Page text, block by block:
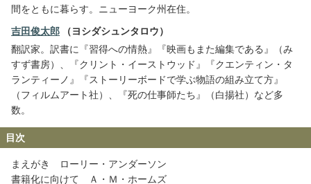
間をともに暮らす。ニューヨーク州在住。
吉田俊太郎 （ヨシダシュンタロウ）
翻訳家。訳書に『習得への情熱』『映画もまた編集である』（み
すず書房）、『クリント・イーストウッド』『クエンティン・タ
ランティーノ』『ストーリーボードで学ぶ物語の組み立て方』
（フィルムアート社）、『死の仕事師たち』（白揚社）など多
数。
目次
まえがき ローリー・アンダーソン
書籍化に向けて Ａ・Ｍ・ホームズ